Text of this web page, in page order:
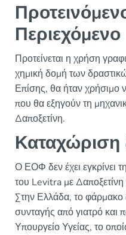
Περιεχόμενο
Προτείνεται η χρήση
χημική δομή των
Επίσης, θα ήταν χρήσιμο
που θα εξηγούν τη
Δαποξετίνη.
Καταχώριση
Ο ΕΟΦ δεν έχει εγκρίνει
του Levitra με
Στην Ελλάδα, το φάρμακο
συνταγής από γιατρό και
Υπουργείο Υγείας, το